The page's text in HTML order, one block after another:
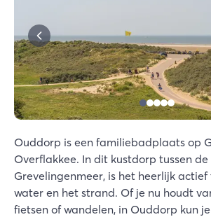
Ouddorp is een familiebadplaats op
Overflakkee. In dit kustdorp tussen
Grevelingenmeer, is het heerlijk
water en het strand. Of je nu houdt
fietsen of wandelen, in Ouddorp kun